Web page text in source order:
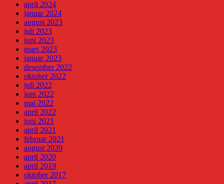
april 2024
januar 2024
august 2023
juli 2023
juni 2023
mars 2023
januar 2023
desember 2022
oktober 2022
juli 2022
juni 2022
mai 2022
april 2022
juni 2021
april 2021
februar 2021
august 2020
april 2020
april 2019
oktober 2017